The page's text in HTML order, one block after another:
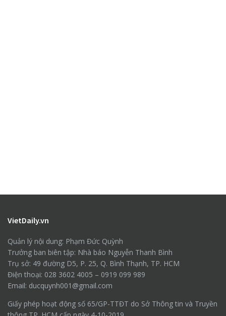
VietDaily.vn
Quản lý nội dung: Phạm Đức Quỳnh
Trưởng ban biên tập: Nhà báo Nguyễn Thanh Bình
Trụ sở: 49 đường D5, P. 25, Q. Bình Thạnh, TP. HCM
Điện thoại: 028 3602 4005 – 0919 099 989
Email: ducquynh001@gmail.com
Giấy phép hoạt động số 65/GP-TTĐT do Sở Thông tin và Truyền